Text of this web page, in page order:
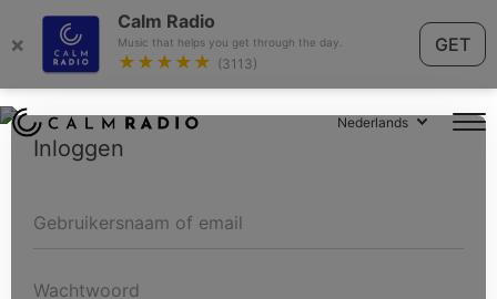
×
Calm Radio
Music that helps you get through the day.
★★★★★ (3113)
GET
Nederlands
Inloggen